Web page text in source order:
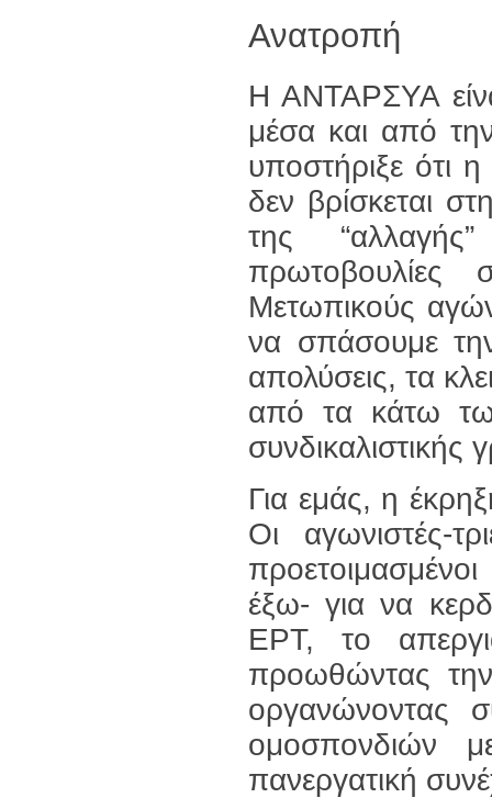
Ανατροπή
Η ΑΝΤΑΡΣΥΑ
μέσα και από
υποστήριξε ότι
δεν βρίσκεται
της
Μετωπικούς
να σπάσουμε
απολύσεις, τα
από τα κάτω
συνδικαλιστικής
Για εμάς, η
Οι αγωνιστές-
έξω- για να
ΕΡΤ, το
προωθώντας
οργανώνοντας
ομοσπονδιών
πανεργατική